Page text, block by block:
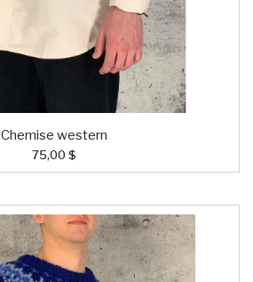
Chemise western
75,00 $